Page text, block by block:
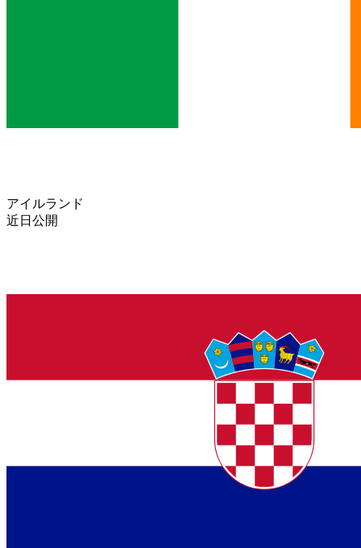
アイルランド
近日公開